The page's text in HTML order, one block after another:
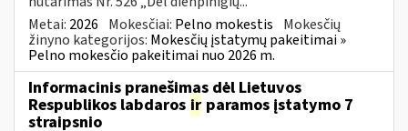
Metai: 2026 Mokesčiai: Pelno mokestis Mokesčių
žinyno kategorijos: Mokesčių įstatymų pakeitimai »
Pelno mokesčio pakeitimai nuo 2026 m.
Informacinis pranešimas dėl Lietuvos
Respublikos labdaros ir paramos įstatymo 7
straipsnio